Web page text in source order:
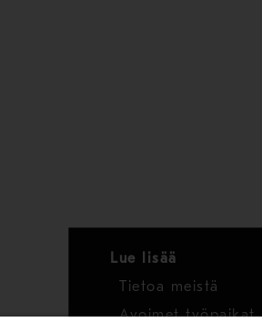
Lue lisää
Tietoa meistä
Avoimet työpaikat